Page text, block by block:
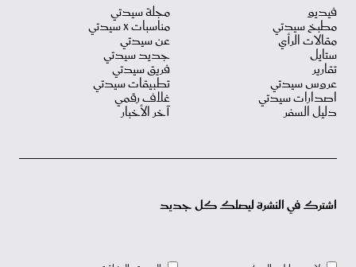
فيديو
مطبخ سيدتي
مقالات الرأي
ستايل
تقارير
عروس سيدتي
اصدارات سيدتي
دليل السفر
مجلة سيدتي
مناسبات X سيدتي
عن سيدتي
جديد سيدتي
فريق سيدتي
تطبيقات سيدتي
غلاف رقمي
آخر الأخبار
اشترك في النشرة ليصلك كل جديد